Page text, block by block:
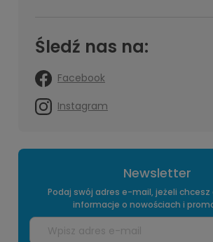
Śledź nas na:
Facebook
Instagram
Newsletter
Podaj swój adres e-mail, jeżeli
informacje o nowościach i